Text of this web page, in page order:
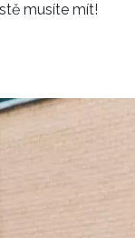
musíte mít!